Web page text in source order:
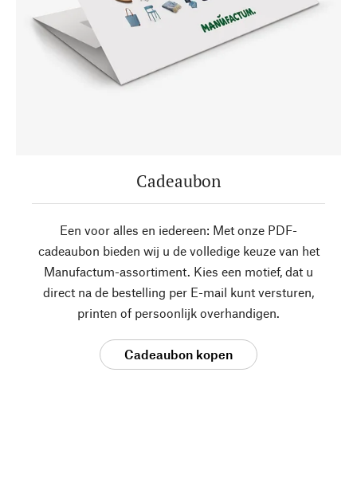
Cadeaubon
Een voor alles en iedereen: Met onze PDF-
cadeaubon bieden wij u de volledige keuze van het
Manufactum-assortiment. Kies een motief, dat u
direct na de bestelling per E-mail kunt versturen,
printen of persoonlijk overhandigen.
Cadeaubon kopen